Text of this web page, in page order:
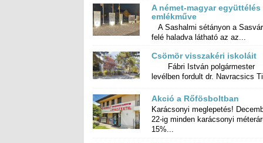
A német-magyar együttélés
emlékműve
A Sashalmi sétányon a
felé haladva látható az az...
Csömör visszakéri iskoláit
Fábri István polgármester
levélben fordult dr. Navracsics
Akció a Rőfösboltban
Karácsonyi meglepetés!
22-ig minden karácsonyi
15%...